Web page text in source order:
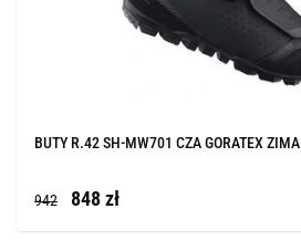
BUTY R.42 SH-MW701 CZA GORATEX ZIMA
942 848 zł